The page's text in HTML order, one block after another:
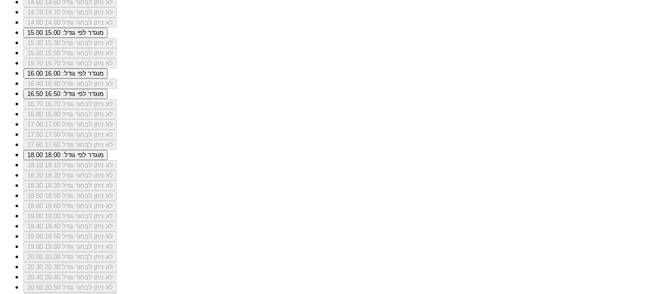
14.60
לא ניתן לבחור גודל 14.60
14.70
לא ניתן לבחור גודל 14.70
14.80
לא ניתן לבחור גודל 14.80
15.00
מוגדר לפי גודל: 15.00
15.30
לא ניתן לבחור גודל 15.30
15.50
לא ניתן לבחור גודל 15.50
15.70
לא ניתן לבחור גודל 15.70
16.00
מוגדר לפי גודל: 16.00
16.40
לא ניתן לבחור גודל 16.40
16.50
מוגדר לפי גודל: 16.50
16.70
לא ניתן לבחור גודל 16.70
16.80
לא ניתן לבחור גודל 16.80
17.00
לא ניתן לבחור גודל 17.00
17.50
לא ניתן לבחור גודל 17.50
17.60
לא ניתן לבחור גודל 17.60
18.00
מוגדר לפי גודל: 18.00
18.10
לא ניתן לבחור גודל 18.10
18.20
לא ניתן לבחור גודל 18.20
18.30
לא ניתן לבחור גודל 18.30
18.50
לא ניתן לבחור גודל 18.50
18.60
לא ניתן לבחור גודל 18.60
19.00
לא ניתן לבחור גודל 19.00
19.40
לא ניתן לבחור גודל 19.40
19.50
לא ניתן לבחור גודל 19.50
19.80
לא ניתן לבחור גודל 19.80
20.00
לא ניתן לבחור גודל 20.00
20.30
לא ניתן לבחור גודל 20.30
20.40
לא ניתן לבחור גודל 20.40
20.50
לא ניתן לבחור גודל 20.50